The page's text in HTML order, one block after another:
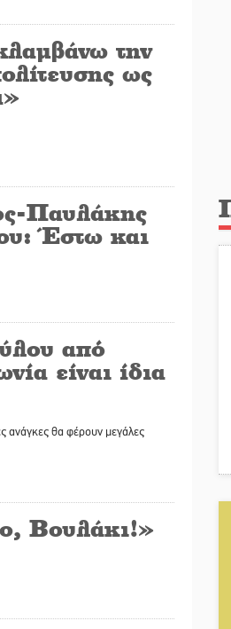
την
ως
Παυλάκης
Έστω και
από
είναι ίδια
ανάγκες θα φέρουν μεγάλες
Βουλάκι!»